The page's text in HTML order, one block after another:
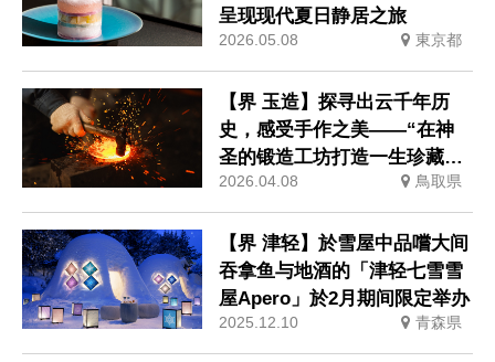
呈现现代夏日静居之旅
2026.05.08 東京都
【界 玉造】探寻出云千年历
史，感受手作之美——“在神
圣的锻造工坊打造一生珍藏的
锻造托盘体验”活动即将举办
2026.04.08 鳥取県
【界 津轻】於雪屋中品嚐大间
吞拿鱼与地酒的「津轻七雪雪
屋Apero」於2月期间限定举办
2025.12.10 青森県